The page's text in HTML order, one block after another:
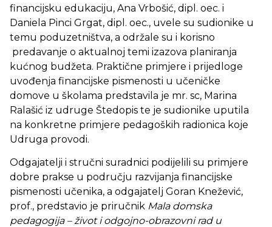
financijsku edukaciju, Ana Vrbošić, dipl. oec. i
Daniela Pinci Grgat, dipl. oec., uvele su sudionike u
temu poduzetništva, a održale su i korisno
predavanje o aktualnoj temi izazova planiranja
kućnog budžeta. Praktične primjere i prijedloge
uvođenja financijske pismenosti u učeničke
domove u školama predstavila je mr. sc, Marina
Ralašić iz udruge Štedopis te je sudionike uputila
na konkretne primjere pedagoških radionica koje
Udruga provodi.
Odgajatelji i stručni suradnici podijelili su primjere
dobre prakse u području razvijanja financijske
pismenosti učenika, a odgajatelj Goran Knežević,
prof., predstavio je priručnik Mala domska
pedagogija – život i odgojno-obrazovni rad u